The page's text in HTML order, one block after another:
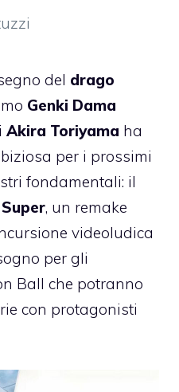
del drago
Genki Dama
Akira Toriyama ha
per i prossimi
fondamentali: il
, un remake
videoludica
per gli
Ball che potranno
con protagonisti